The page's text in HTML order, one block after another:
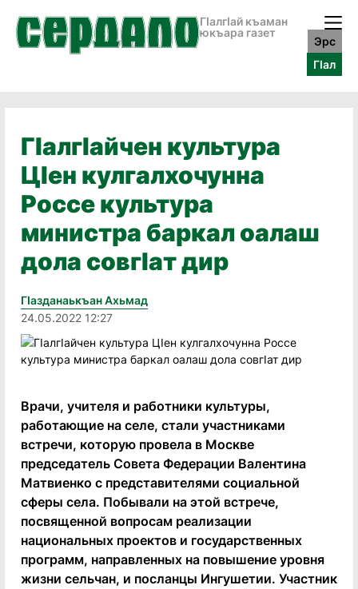
ГӀалгӀай къаман
юкъара газет
Эрс
ГӀал
ГIалгIайчен культура
ЦIен кулгалхочунна
Россе культура
министра баркал оалаш
дола совгIат дир
Гӏазданаькъан Ахьмад
24.05.2022 12:27
Врачи, учителя и работники культуры,
работающие на селе, стали участниками
встречи, которую провела в Москве
председатель Совета Федерации Валентина
Матвиенко с представителями социальной
сферы села. Побывали на этой встрече,
посвященной вопросам реализации
национальных проектов и государственных
программ, направленных на повышение уровня
жизни сельчан, и посланцы Ингушетии. Участник